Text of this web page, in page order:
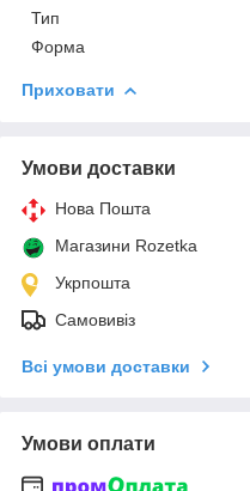
Тип
Форма
Приховати
Умови доставки
Нова Пошта
Магазини Rozetka
Укрпошта
Самовивіз
Всі умови доставки
Умови оплати